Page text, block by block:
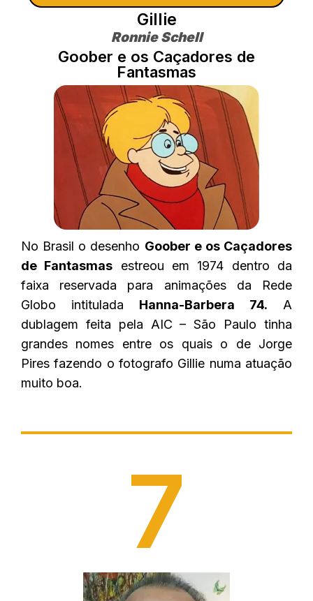
Gillie
Ronnie Schell
Goober e os Caçadores de
Fantasmas
No Brasil o desenho Goober e os Caçadores
de Fantasmas estreou em 1974 dentro da
faixa reservada para animações da Rede
Globo intitulada Hanna-Barbera 74. A
dublagem feita pela AIC – São Paulo tinha
grandes nomes entre os quais o de Jorge
Pires fazendo o fotografo Gillie numa atuação
muito boa.
7